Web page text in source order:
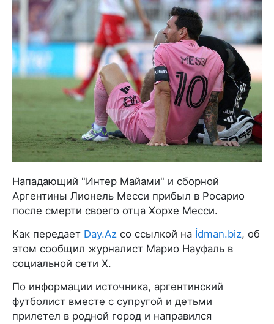
Нападающий "Интер Майами" и сборной
Аргентины Лионель Месси прибыл в Росарио
после смерти своего отца Хорхе Месси.
Как передает Day.Az со ссылкой на İdman.biz, об
этом сообщил журналист Марио Науфаль в
социальной сети X.
По информации источника, аргентинский
футболист вместе с супругой и детьми
прилетел в родной город и направился